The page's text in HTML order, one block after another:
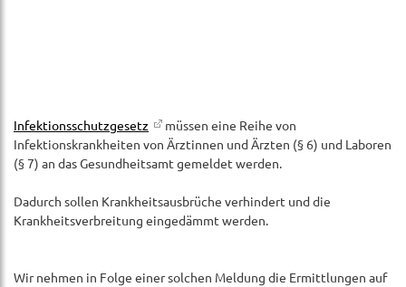
Infektionsschutzgesetz
müssen eine Reihe von
Infektionskrankheiten von Ärztinnen und Ärzten (§ 6) und Laboren
(§ 7) an das Gesundheitsamt gemeldet werden.
Dadurch sollen Krankheitsausbrüche verhindert und die
Krankheitsverbreitung eingedämmt werden.
Wir nehmen in Folge einer solchen Meldung die Ermittlungen auf